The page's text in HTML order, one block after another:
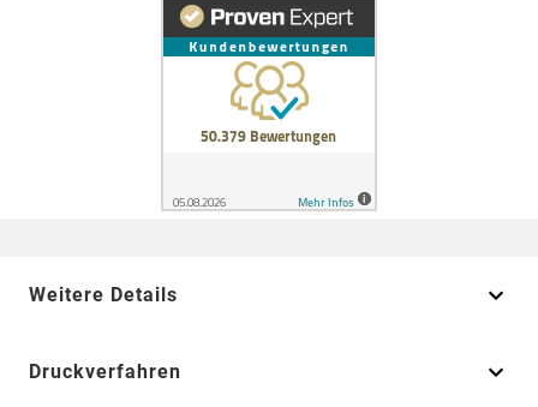
Weitere Details
Druckverfahren